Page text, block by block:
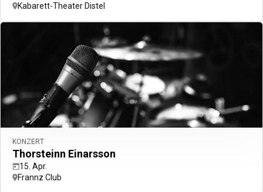
ALL Accor+ Abonnements
ALL Accor+ Voyager
15 % Rabatt das ganze Jahr
in über 30 Marken.
Jetzt Anmelden
Kabarett-Theater Distel
KONZERT
Thorsteinn Einarsson
15. Apr.
Frannz Club